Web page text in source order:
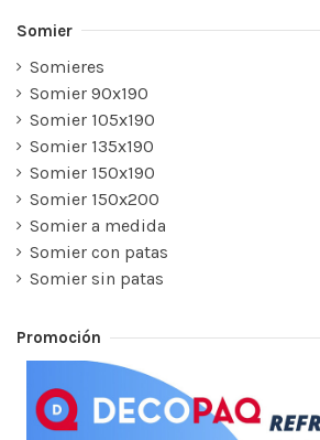
Somier
Somieres
Somier 90x190
Somier 105x190
Somier 135x190
Somier 150x190
Somier 150x200
Somier a medida
Somier con patas
Somier sin patas
Promoción